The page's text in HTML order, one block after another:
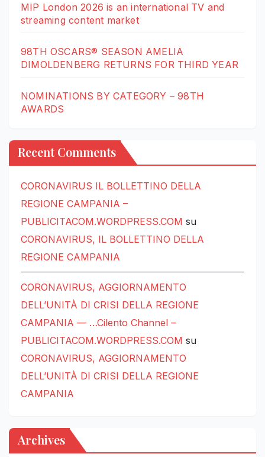
MIP London 2026 is an international TV and
streaming content market
98TH OSCARS® SEASON AMELIA
DIMOLDENBERG RETURNS FOR THIRD YEAR
NOMINATIONS BY CATEGORY – 98TH
AWARDS
Recent Comments
CORONAVIRUS IL BOLLETTINO DELLA
REGIONE CAMPANIA –
PUBLICITACOM.WORDPRESS.COM su
CORONAVIRUS, IL BOLLETTINO DELLA
REGIONE CAMPANIA
CORONAVIRUS, AGGIORNAMENTO
DELL’UNITÀ DI CRISI DELLA REGIONE
CAMPANIA — …Cilento Channel –
PUBLICITACOM.WORDPRESS.COM su
CORONAVIRUS, AGGIORNAMENTO
DELL’UNITÀ DI CRISI DELLA REGIONE
CAMPANIA
Archives